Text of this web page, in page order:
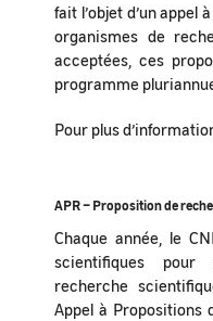
fait l’objet d’un appel
organismes de
acceptées, ces
programme
Pour plus
APR – Proposition de
Chaque année, le
scientifiques
recherche
Appel à Propositions